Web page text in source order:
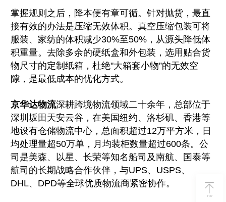
TOP
掌握规则之后，降本便有章可循。针对抛货，最直
接有效的办法是压缩无效体积。真空压缩包装可将
服装、家纺的体积减少30%至50%，从源头降低体
积重量。去除多余的硬纸盒和外包装，选用贴合货
物尺寸的定制纸箱，杜绝"大箱套小物”的无效空
隙，是最低成本的优化方式。
京华达物流深耕跨境物流领域二十余年，总部位于
深圳坂田天安云谷，在美国纽约、洛杉矶、香港等
地设有仓储物流中心，总面积超过12万平方米，日
均处理量超50万单，月均装柜数量超过600条。公
司是美森、以星、长荣等知名船司及南航、国泰等
航司的长期战略合作伙伴，与UPS、USPS、
DHL、DPD等全球优质物流商紧密协作。